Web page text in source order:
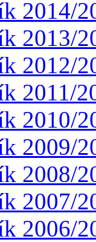
2014/
2013/
2012/
2011/
2010/
2009/
2008/
2007/
2006/